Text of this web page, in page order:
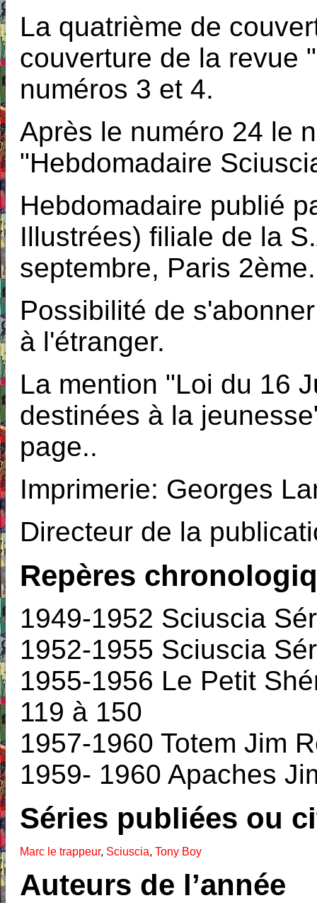
La quatrième de
couverture de la revue
numéros 3 et 4.
Après le numéro 24 le
"Hebdomadaire
Hebdomadaire publié
Illustrées) filiale de la
septembre, Paris 2ème.
Possibilité de
à l'étranger.
La mention "Loi du 16
destinées à la
page..
Imprimerie: Georges
Directeur de la
Repères
1949-1952 Sciuscia
1952-1955 Sciuscia
1955-1956 Le Petit
119 à 150
1957-1960 Totem Jim
1959- 1960 Apaches
Séries publiées ou
Marc le trappeur, Sciuscia, Tony Boy
Auteurs de l’année